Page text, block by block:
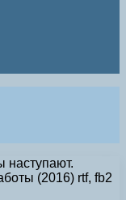
(2016) rtf, fb2